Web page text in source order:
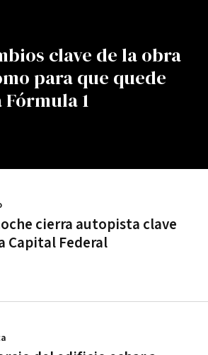
clave de la obra
para que quede
1
cierra autopista clave
Capital Federal